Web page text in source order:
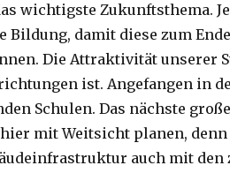
wichtigste Zukunftsthema.
Bildung, damit diese zum
Die Attraktivität unserer
ist. Angefangen in
Schulen. Das nächste
mit Weitsicht planen,
auch mit